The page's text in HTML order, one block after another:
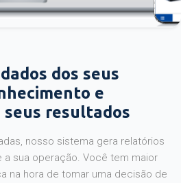
dos seus
e
resultados
nosso sistema gera relatórios
a sua operação. Você tem maior
na hora de tomar uma decisão de